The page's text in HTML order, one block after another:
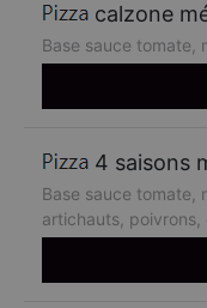
calzone
Base sauce tomate,
4 saisons
Base sauce tomate,
artichauts, poivrons,